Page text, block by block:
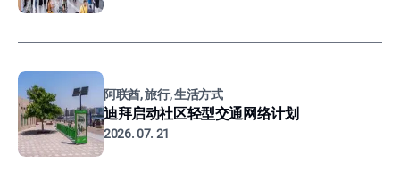
阿联酋, 旅行, 生活方式
迪拜启动社区轻型交通网络计划
2026. 07. 21